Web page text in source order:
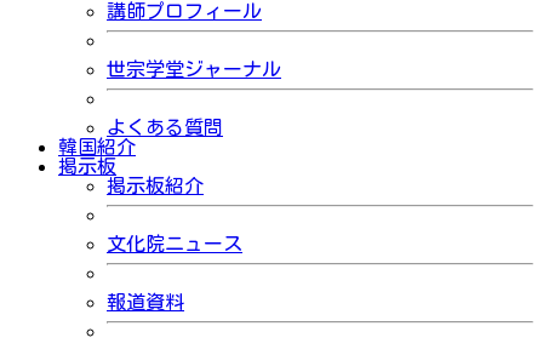
講師プロフィール
世宗学堂ジャーナル
よくある質問
韓国紹介
掲示板
掲示板紹介
文化院ニュース
報道資料